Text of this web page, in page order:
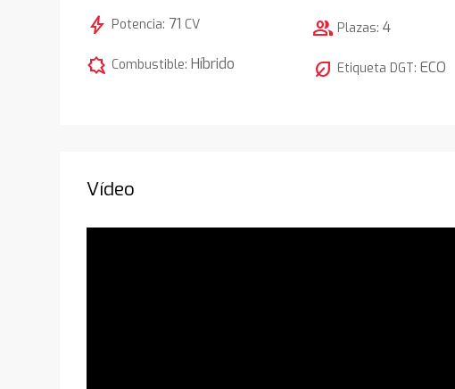
bolt Potencia: 71 CV
comic_bubble Combustible:Híbrido
group Plazas:4
nest_eco_leaf Etiqueta DGT:ECO
Vídeo